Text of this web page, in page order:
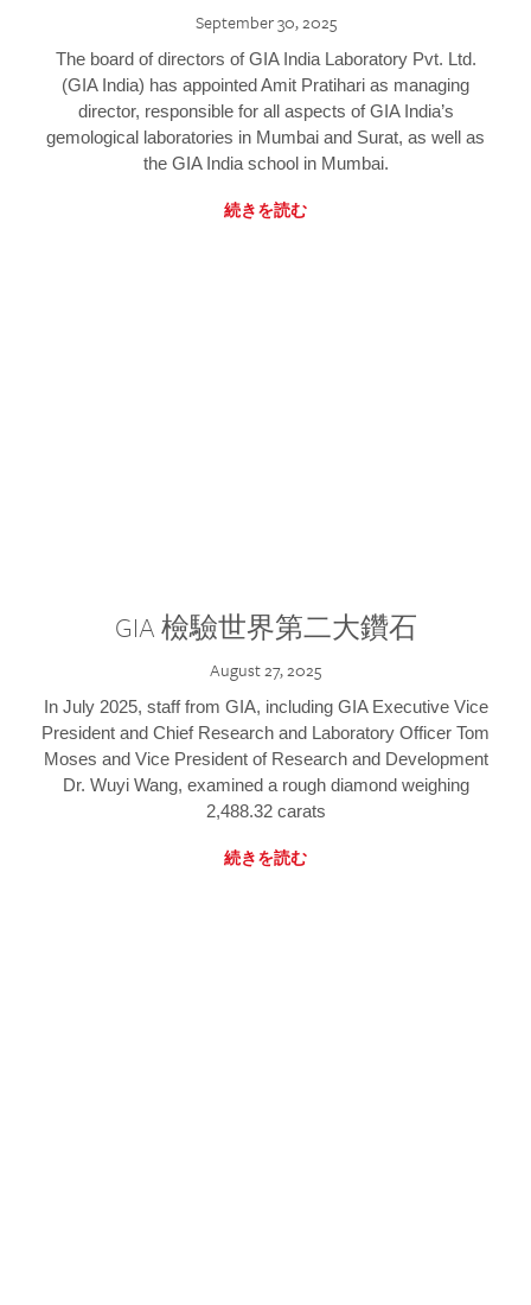
September 30, 2025
The board of directors of GIA India Laboratory Pvt. Ltd.
(GIA India) has appointed Amit Pratihari as managing
director, responsible for all aspects of GIA India’s
gemological laboratories in Mumbai and Surat, as well as
the GIA India school in Mumbai.
続きを読む
GIA 檢驗世界第二大鑽石
August 27, 2025
In July 2025, staff from GIA, including GIA Executive Vice
President and Chief Research and Laboratory Officer Tom
Moses and Vice President of Research and Development
Dr. Wuyi Wang, examined a rough diamond weighing
2,488.32 carats
続きを読む